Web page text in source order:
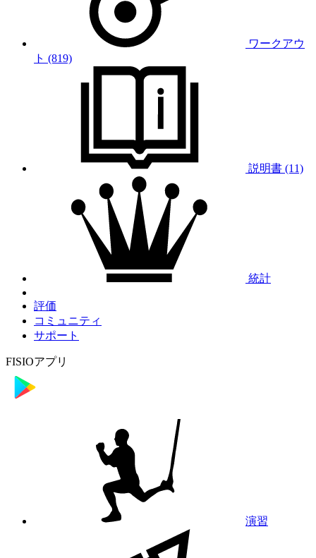
ワークアウ
ト (819)
説明書 (11)
統計
評価
コミュニティ
サポート
FISIOアプリ
演習